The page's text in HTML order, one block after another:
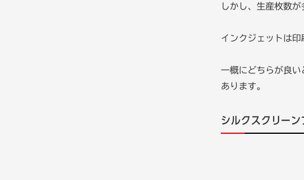
しかし、生産枚数
インクジェットは印
一概にどちらが良
あります。
シルクスクリー